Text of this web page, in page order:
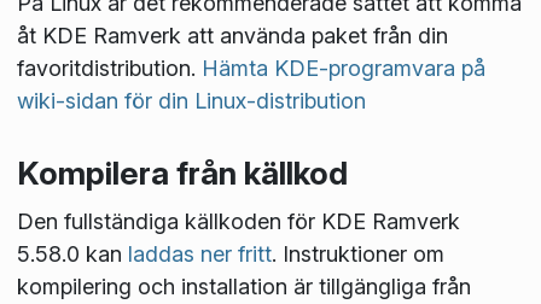
åt KDE Ramverk att använda paket från din
favoritdistribution. Hämta KDE-programvara på
wiki-sidan för din Linux-distribution
Kompilera från källkod
Den fullständiga källkoden för KDE Ramverk
5.58.0 kan laddas ner fritt. Instruktioner om
kompilering och installation är tillgängliga från